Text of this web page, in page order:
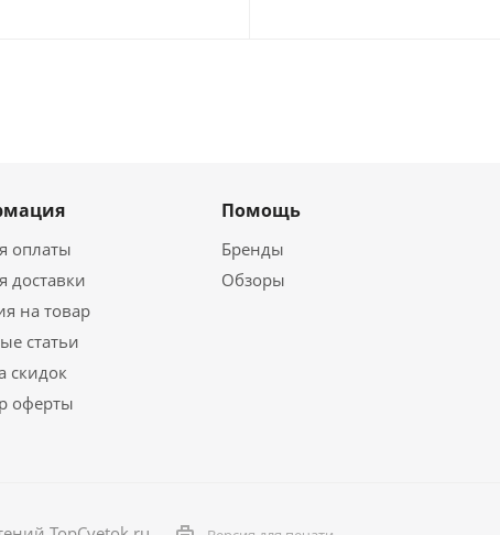
оплаты
доставки
на товар
статьи
скидок
оферты
Помощь
Бренды
Обзоры